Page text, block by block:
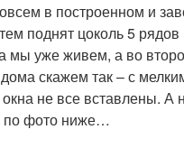
в построенном и
поднят цоколь 5
уже живем, а во
скажем так – с
не все вставлены. А
по фото ниже…